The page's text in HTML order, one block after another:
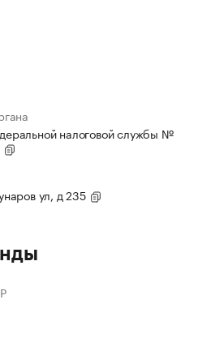
налоговой службы №
ул, д 235